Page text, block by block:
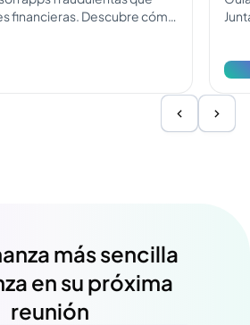
financieras. Descubre cómo
Ver
más sencilla
en su próxima
reunión